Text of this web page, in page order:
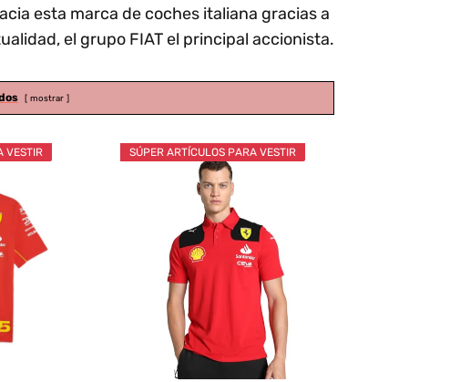
esta marca de coches italiana gracias a
el grupo FIAT el principal accionista.
mostrar
VESTIR SÚPER ARTÍCULOS PARA VESTIR